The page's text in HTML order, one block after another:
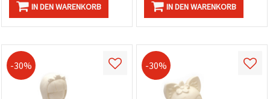
IN DEN WARENKORB IN DEN WARENKORB
-30% -30%